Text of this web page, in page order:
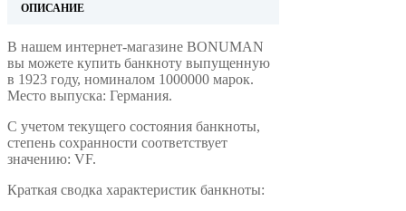
ОПИСАНИЕ
В нашем интернет-магазине BONUMAN
вы можете купить банкноту выпущенную
в 1923 году, номиналом 1000000 марок.
Место выпуска: Германия.
С учетом текущего состояния банкноты,
степень сохранности соответствует
значению: VF.
Краткая сводка характеристик банкноты: